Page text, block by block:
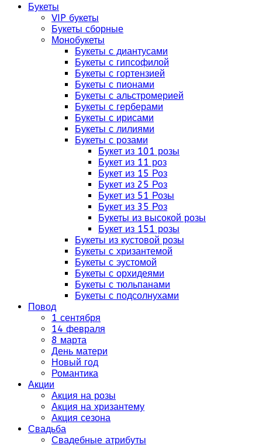
Букеты
VIP букеты
Букеты сборные
Монобукеты
Букеты с диантусами
Букеты с гипсофилой
Букеты с гортензией
Букеты с пионами
Букеты с альстромерией
Букеты с герберами
Букеты с ирисами
Букеты с лилиями
Букеты с розами
Букет из 101 розы
Букет из 11 роз
Букет из 15 Роз
Букет из 25 Роз
Букет из 51 Розы
Букет из 35 Роз
Букеты из высокой розы
Букет из 151 розы
Букеты из кустовой розы
Букеты с хризантемой
Букеты с эустомой
Букеты с орхидеями
Букеты с тюльпанами
Букеты с подсолнухами
Повод
1 сентября
14 февраля
8 марта
День матери
Новый год
Романтика
Акции
Акция на розы
Акция на хризантему
Акция сезона
Свадьба
Свадебные атрибуты